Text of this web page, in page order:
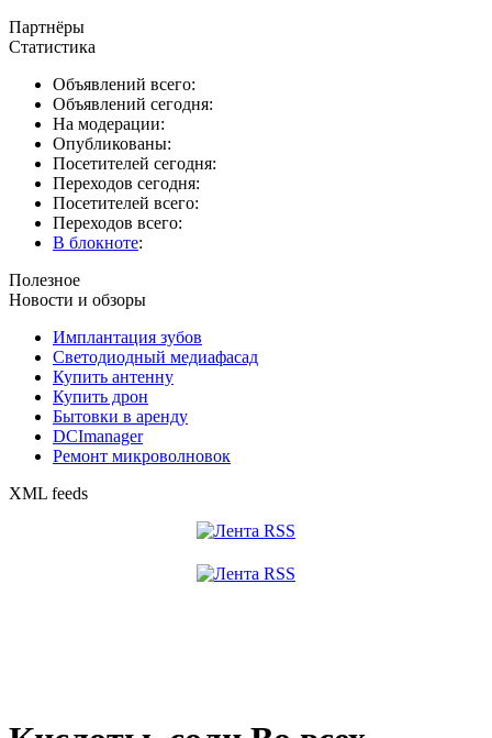
Партнёры
Статистика
Объявлений всего:
Объявлений сегодня:
На модерации:
Опубликованы:
Посетителей сегодня:
Переходов сегодня:
Посетителей всего:
Переходов всего:
В блокноте:
Полезное
Новости и обзоры
Имплантация зубов
Светодиодный медиафасад
Купить антенну
Купить дрон
Бытовки в аренду
DCImanager
Ремонт микроволновок
XML feeds